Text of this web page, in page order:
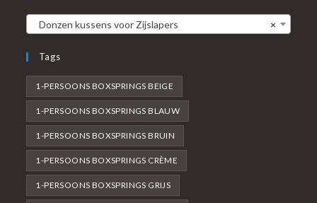
×
Donzen kussens voor Zijslapers
Tags
1-PERSOONS BOXSPRINGS BEIGE
1-PERSOONS BOXSPRINGS BLAUW
1-PERSOONS BOXSPRINGS BRUIN
1-PERSOONS BOXSPRINGS CRÈME
1-PERSOONS BOXSPRINGS GRIJS